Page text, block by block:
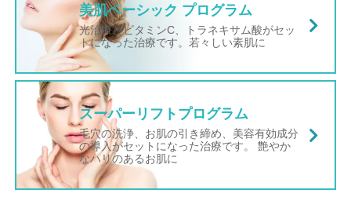
美肌ベーシック プログラム
光治療とビタミンC、トラネキサム酸がセッ
トになった治療です。若々しい素肌に
スーパーリフトプログラム
毛穴の洗浄、お肌の引き締め、美容有効成分
の導入がセットになった治療です。 艶やか
なハリのあるお肌に